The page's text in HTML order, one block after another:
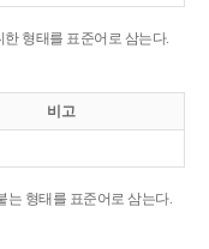
한 형태를 표준어로 삼는다.
비고
는 형태를 표준어로 삼는다.